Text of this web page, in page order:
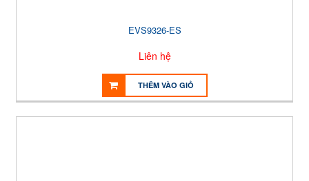
EVS9326-ES
Liên hệ
THÊM VÀO GIỎ